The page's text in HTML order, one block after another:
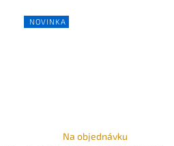
NOVINKA
Na objednávku